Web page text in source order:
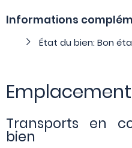
Informations
État du bien: Bon
Transports en
bien